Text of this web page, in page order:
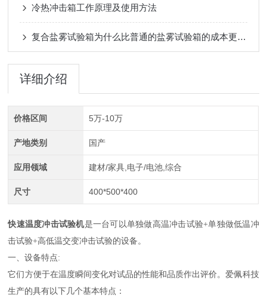
冷热冲击箱工作原理及使用方法
复合盐雾试验箱为什么比普通的盐雾试验箱的成本更高？
详细介绍
价格区间 5万-10万
产地类别 国产
应用领域 建材/家具,电子/电池,综合
尺寸 400*500*400
快速温度冲击试验机是一台可以单独做高温冲击试验+单独做低温冲
击试验+高低温交变冲击试验的设备。
一、设备特点:
它们方便于在温度瞬间变化对试品的性能和品质作出评价。爱佩科技
生产的具有以下几个基本特点：